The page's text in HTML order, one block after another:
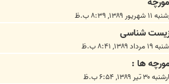
۱۳۸۹, ۸:۳۹ ب.ظ
شناسی
۱۳۸۹, ۸:۴۱ ب.ظ
ها :
۱۳۸۹, ۶:۵۴ ب.ظ